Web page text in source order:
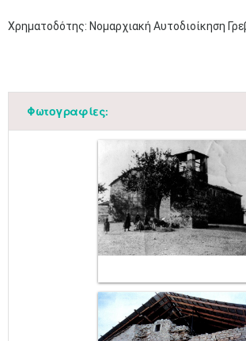
Χρηματοδότης: Noμαρχιακή Αυτοδιοίκηση
Φωτογραφίες: